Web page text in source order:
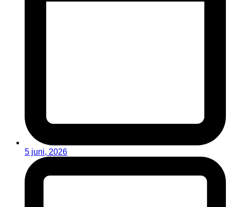
5 juni, 2026